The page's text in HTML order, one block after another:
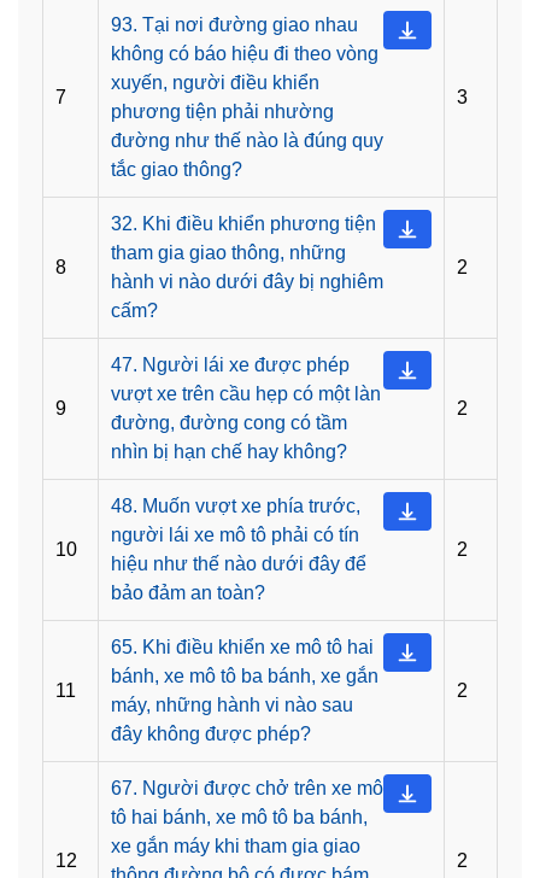
7
93. Tại nơi đường giao nhau
không có báo hiệu đi theo vòng
xuyến, người điều khiển
phương tiện phải nhường
đường như thế nào là đúng quy
tắc giao thông?
3
8
32. Khi điều khiển phương tiện
tham gia giao thông, những
hành vi nào dưới đây bị nghiêm
cấm?
2
9
47. Người lái xe được phép
vượt xe trên cầu hẹp có một làn
đường, đường cong có tầm
nhìn bị hạn chế hay không?
2
10
48. Muốn vượt xe phía trước,
người lái xe mô tô phải có tín
hiệu như thế nào dưới đây để
bảo đảm an toàn?
2
11
65. Khi điều khiển xe mô tô hai
bánh, xe mô tô ba bánh, xe gắn
máy, những hành vi nào sau
đây không được phép?
2
12
67. Người được chở trên xe mô
tô hai bánh, xe mô tô ba bánh,
xe gắn máy khi tham gia giao
2